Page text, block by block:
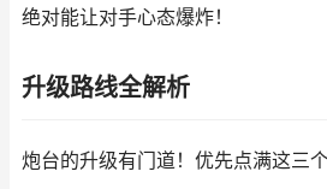
绝对能让对手心态爆炸！
升级路线全解析
炮台的升级有门道！优先点满这三个